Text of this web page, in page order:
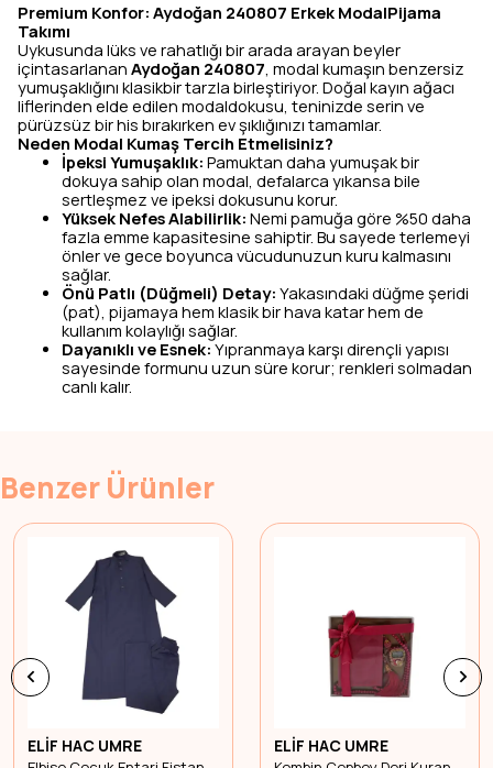
Premium Konfor: Aydoğan 240807 Erkek ModalPijama
Takımı
Uykusunda lüks ve rahatlığı bir arada arayan beyler
içintasarlanan Aydoğan 240807, modal kumaşın benzersiz
yumuşaklığını klasikbir tarzla birleştiriyor. Doğal kayın ağacı
liflerinden elde edilen modaldokusu, teninizde serin ve
pürüzsüz bir his bırakırken ev şıklığınızı tamamlar.
Neden Modal Kumaş Tercih Etmelisiniz?
İpeksi Yumuşaklık: Pamuktan daha yumuşak bir
dokuya sahip olan modal, defalarca yıkansa bile
sertleşmez ve ipeksi dokusunu korur.
Yüksek Nefes Alabilirlik: Nemi pamuğa göre %50 daha
fazla emme kapasitesine sahiptir. Bu sayede terlemeyi
önler ve gece boyunca vücudunuzun kuru kalmasını
sağlar.
Önü Patlı (Düğmeli) Detay: Yakasındaki düğme şeridi
(pat), pijamaya hem klasik bir hava katar hem de
kullanım kolaylığı sağlar.
Dayanıklı ve Esnek: Yıpranmaya karşı dirençli yapısı
sayesinde formunu uzun süre korur; renkleri solmadan
canlı kalır.
Benzer Ürünler
ELİF HAC UMRE ELİF HAC UMRE